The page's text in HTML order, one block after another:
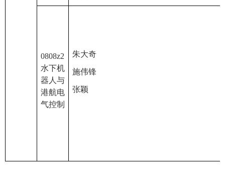
0808z2
水下机
器人与
港航电
气控制
朱大奇
施伟锋
张颖